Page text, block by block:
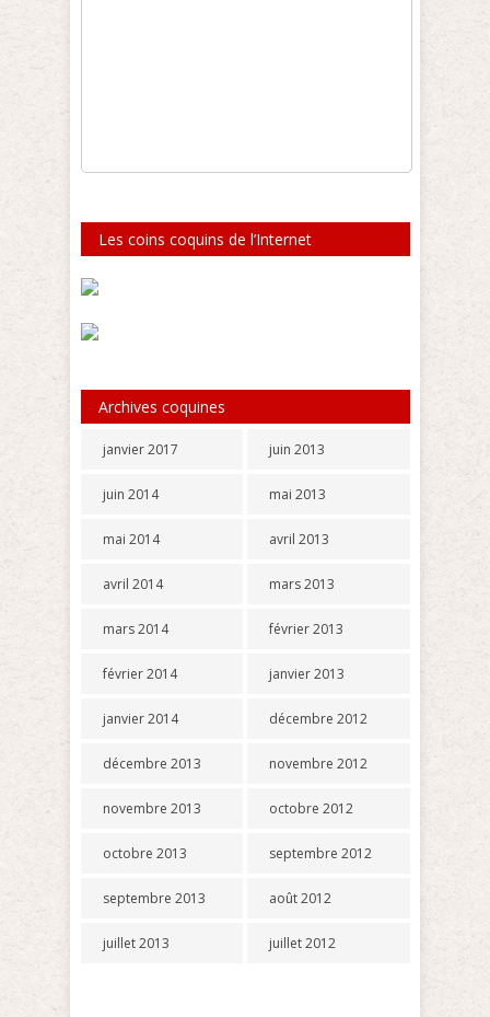
Les coins coquins de l’Internet
Archives coquines
janvier 2017
juin 2014
mai 2014
avril 2014
mars 2014
février 2014
janvier 2014
décembre 2013
novembre 2013
octobre 2013
septembre 2013
juillet 2013
juin 2013
mai 2013
avril 2013
mars 2013
février 2013
janvier 2013
décembre 2012
novembre 2012
octobre 2012
septembre 2012
août 2012
juillet 2012